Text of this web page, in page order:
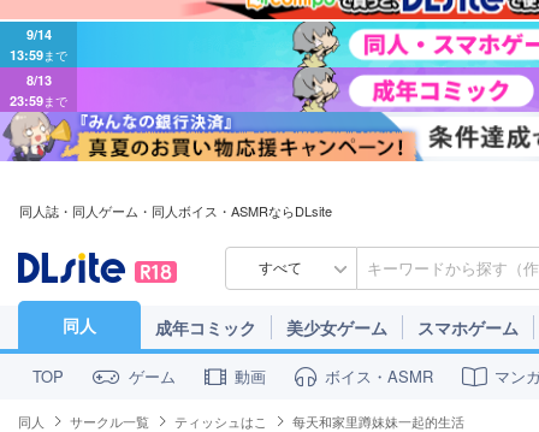
9/14
13:59まで
8/13
23:59まで
同人誌・同人ゲーム・同人ボイス・ASMRならDLsite
すべて
同人 成年コミック 美少女ゲーム スマホゲーム
TOP ゲーム 動画 ボイス・ASMR マン
同人 サークル一覧 ティッシュはこ 每天和家里蹲妹妹一起的生活